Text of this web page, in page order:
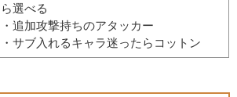
ら選べる
・追加攻撃持ちのアタッカー
・サブ入れるキャラ迷ったらコットン